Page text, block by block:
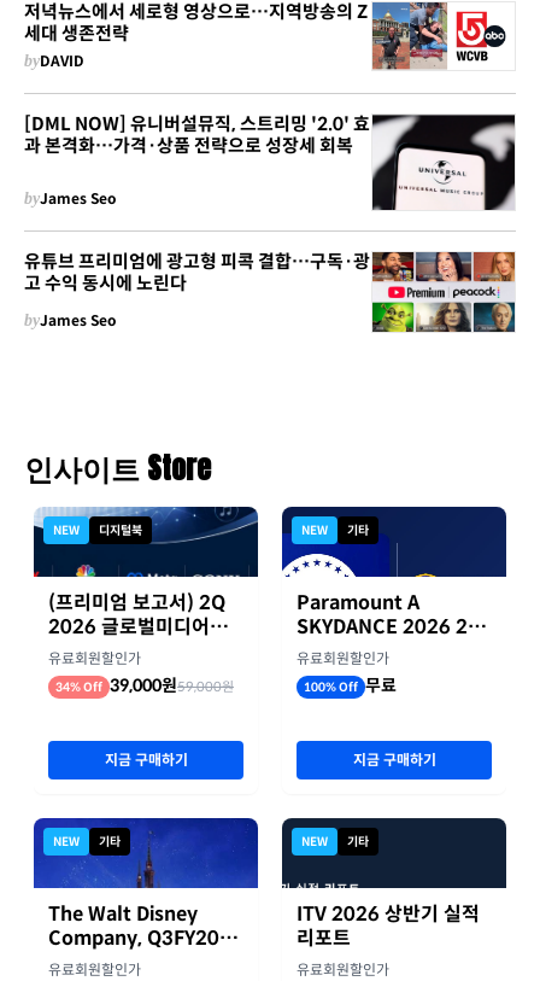
저녁뉴스에서 세로형 영상으로…지역방송의 Z
세대 생존전략
byDAVID
[DML NOW] 유니버설뮤직, 스트리밍 '2.0' 효
과 본격화…가격·상품 전략으로 성장세 회복
byJames Seo
유튜브 프리미엄에 광고형 피콕 결합…구독·광
고 수익 동시에 노린다
byJames Seo
인사이트 Store
NEW 디지털북
(프리미엄 보고서) 2Q
2026 글로벌미디어기
업 실적 종합 보고서
유료회원할인가
34% Off 39,000원59,000원
지금 구매하기
NEW 기타
The Walt Disney
Company, Q3FY2026
실적자료
유료회원할인가
NEW 기타
Paramount A
SKYDANCE 2026 2분
기 실적
유료회원할인가
100% Off 무료
지금 구매하기
NEW 기타
ITV 2026 상반기 실적
리포트
유료회원할인가